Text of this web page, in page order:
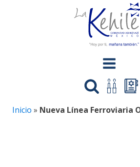
Inicio » Nueva Línea Ferroviaria